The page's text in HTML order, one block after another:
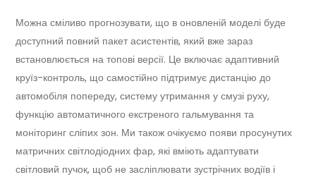
Можна сміливо прогнозувати, що в оновленій моделі буде
доступний повний пакет асистентів, який вже зараз
встановлюється на топові версії. Це включає адаптивний
круїз-контроль, що самостійно підтримує дистанцію до
автомобіля попереду, систему утримання у смузі руху,
функцію автоматичного екстреного гальмування та
моніторинг сліпих зон. Ми також очікуємо появи просунутих
матричних світлодіодних фар, які вміють адаптувати
світловий пучок, щоб не засліплювати зустрічних водіїв і